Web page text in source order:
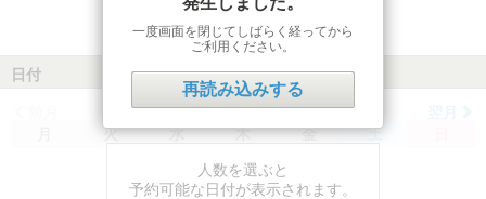
日付
火 水 木 金 土
人数を選ぶと
予約可能な日付が表示されます。
一度画面を閉じてしばらく経ってから
ご利用ください。
再読み込みする